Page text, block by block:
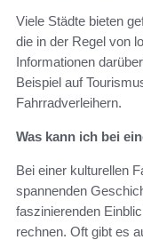
Viele Städte bieten
die in der Regel von
Informationen
Beispiel auf
Fahrradverleihern.
Was kann ich bei
Bei einer kulturellen
spannenden
faszinierenden
rechnen. Oft gibt es